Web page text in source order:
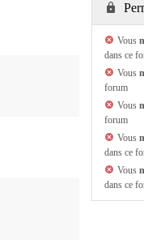
Vous
dans ce
Vous
forum
Vous
forum
Vous
dans ce
Vous
dans ce